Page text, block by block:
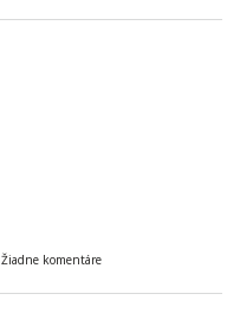
Žiadne komentáre